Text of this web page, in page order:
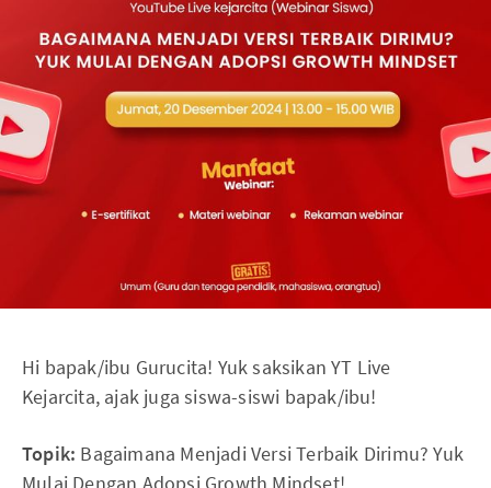
Hi bapak/ibu Gurucita! Yuk saksikan YT Live
Kejarcita, ajak juga siswa-siswi bapak/ibu!
Topik: Bagaimana Menjadi Versi Terbaik Dirimu? Yuk